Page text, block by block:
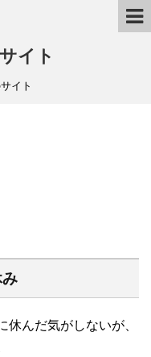
イト
イト
んだ気がしないが、